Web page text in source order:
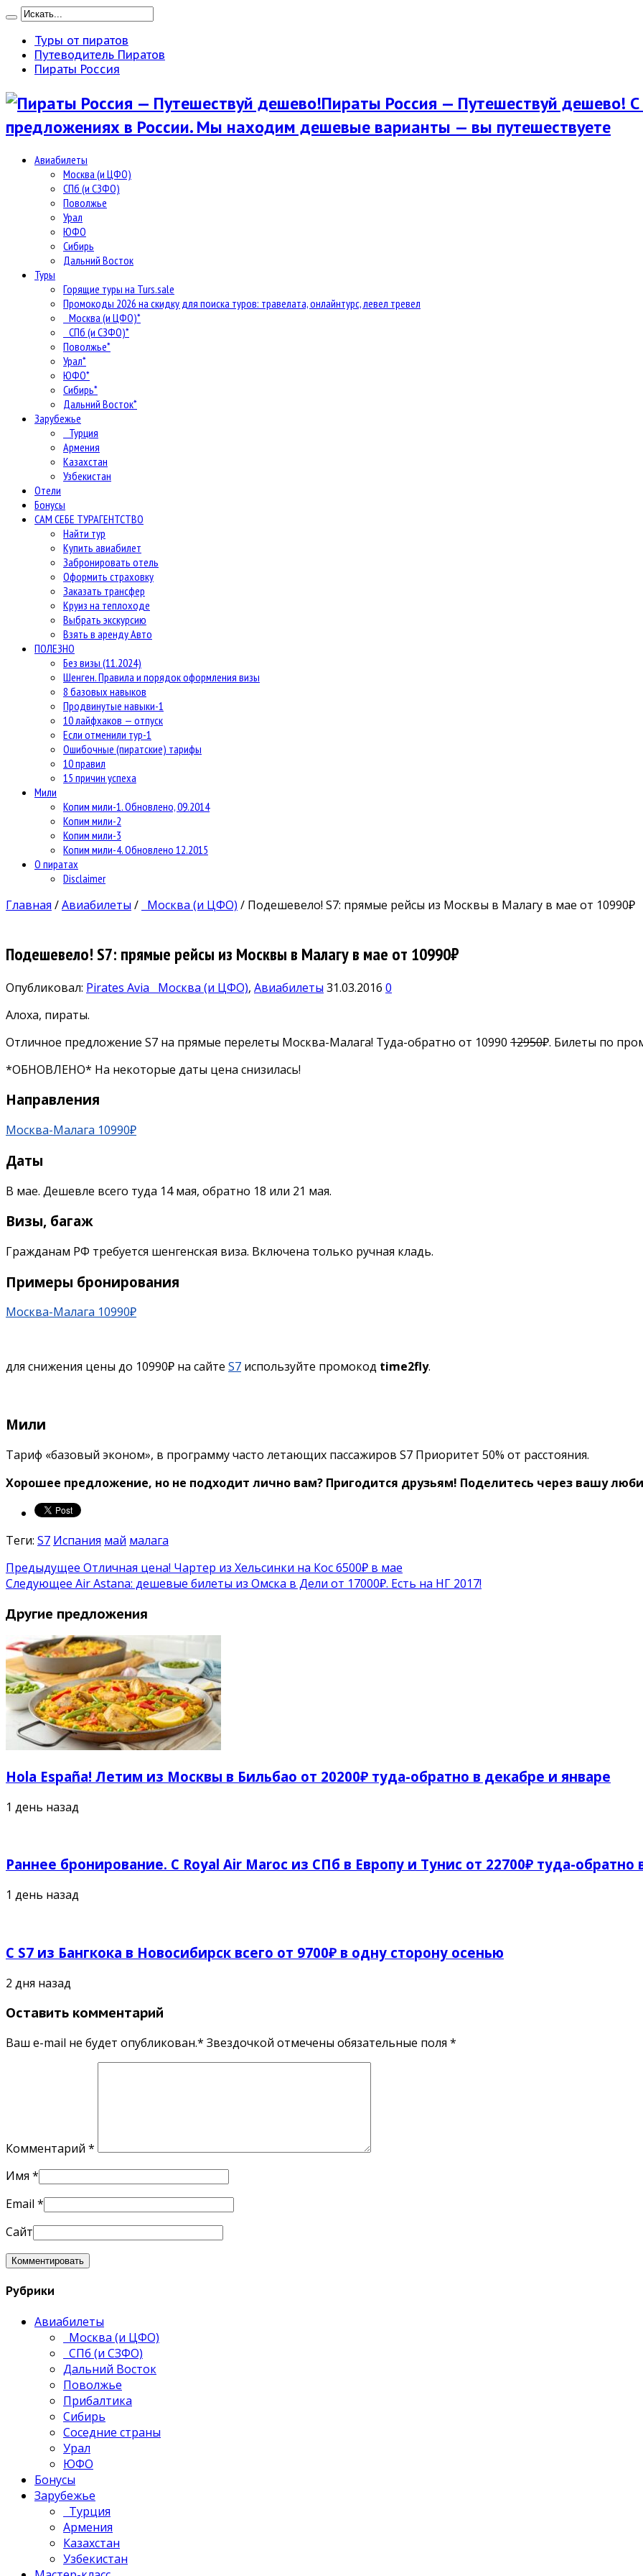
Туры от пиратов
Путеводитель Пиратов
Пираты Россия
Пираты Россия — Путешествуй дешево!
предложениях в России. Мы находим дешевые варианты — вы путешествуете
Авиабилеты
Москва (и ЦФО)
СПб (и СЗФО)
Поволжье
Урал
ЮФО
Сибирь
Дальний Восток
Туры
Горящие туры на Turs.sale
Промокоды 2026 на скидку для поиска туров: травелата, онлайнтурс, левел тревел
Москва (и ЦФО)*
СПб (и СЗФО)*
Поволжье*
Урал*
ЮФО*
Сибирь*
Дальний Восток*
Зарубежье
Турция
Армения
Казахстан
Узбекистан
Отели
Бонусы
САМ СЕБЕ ТУРАГЕНТСТВО
Найти тур
Купить авиабилет
Забронировать отель
Оформить страховку
Заказать трансфер
Круиз на теплоходе
Выбрать экскурсию
Взять в аренду Авто
ПОЛЕЗНО
Без визы (11.2024)
Шенген. Правила и порядок оформления визы
8 базовых навыков
Продвинутые навыки-1
10 лайфхаков — отпуск
Если отменили тур-1
Ошибочные (пиратские) тарифы
10 правил
15 причин успеха
Мили
Копим мили-1. Обновлено, 09.2014
Копим мили-2
Копим мили-3
Копим мили-4. Обновлено 12.2015
О пиратах
Disclaimer
Главная /Авиабилеты / Москва (и ЦФО) / Подешевело! S7: прямые рейсы из Москвы в Малагу в мае от 10990₽
Подешевело! S7: прямые рейсы из Москвы в Малагу в мае от 10990₽
Опубликовал: Pirates Avia Москва (и ЦФО), Авиабилеты 31.03.2016 0
Алоха, пираты.
Отличное предложение S7 на прямые перелеты Москва-Малага! Туда-обратно от 10990 12950₽. Билеты по
*ОБНОВЛЕНО* На некоторые даты цена снизилась!
Направления
Москва-Малага 10990₽
Даты
В мае. Дешевле всего туда 14 мая, обратно 18 или 21 мая.
Визы, багаж
Гражданам РФ требуется шенгенская виза. Включена только ручная кладь.
Примеры бронирования
Москва-Малага 10990₽
для снижения цены до 10990₽ на сайте S7 используйте промокод time2fly.
Мили
Тариф «базовый эконом», в программу часто летающих пассажиров S7 Приоритет 50% от расстояния.
Хорошее предложение, но не подходит лично вам? Пригодится друзьям! Поделитесь через вашу
Теги: S7 Испания май малага
Предыдущее Отличная цена! Чартер из Хельсинки на Кос 6500₽ в мае
Следующее Air Astana: дешевые билеты из Омска в Дели от 17000₽. Есть на НГ 2017!
Другие предложения
Hola España! Летим из Москвы в Бильбао от 20200₽ туда-обратно в декабре и январе
1 день назад
Раннее бронирование. С Royal Air Maroc из СПб в Европу и Тунис от 22700₽ туда-обратно
1 день назад
С S7 из Бангкока в Новосибирск всего от 9700₽ в одну сторону осенью
2 дня назад
Оставить комментарий
Ваш e-mail не будет опубликован.* Звездочкой отмечены обязательные поля *
Комментарий *
Имя *
Email *
Сайт
Рубрики
Авиабилеты
Москва (и ЦФО)
СПб (и СЗФО)
Дальний Восток
Поволжье
Прибалтика
Сибирь
Соседние страны
Урал
ЮФО
Бонусы
Зарубежье
Турция
Армения
Казахстан
Узбекистан